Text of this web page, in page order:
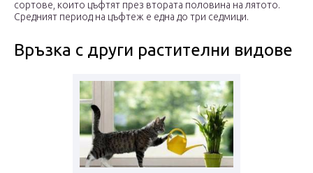
сортове, които цъфтят през втората половина на лятото.
Средният период на цъфтеж е една до три седмици.
Връзка с други растителни видове